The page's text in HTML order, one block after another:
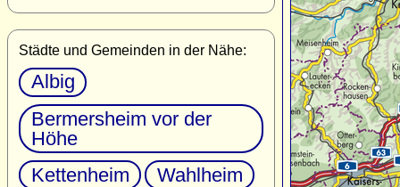
Städte und Gemeinden in der Nähe:
Albig
Bermersheim vor der
Höhe
Kettenheim
Wahlheim